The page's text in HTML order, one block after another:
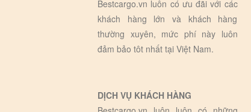
Bestcargo.vn luôn có ưu đãi với các
khách hàng lớn và khách hàng
thường xuyên, mức phí này luôn
đảm bảo tôt nhất tại Việt Nam.
DỊCH VỤ KHÁCH HÀNG